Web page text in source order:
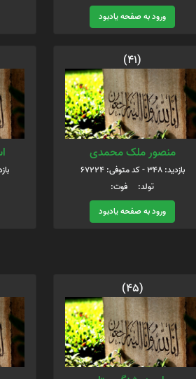
ورود به صفحه یادبود
(41)
منصور ملک محمدی
بازدید: 348 - کد متوفی: 67224
تولد: فوت:
ورود به صفحه یادبود
بازدید:
(45)